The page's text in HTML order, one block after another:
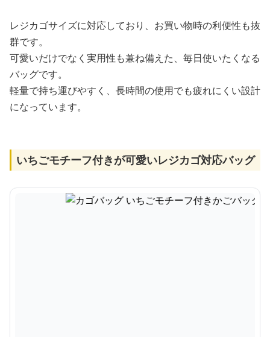
レジカゴサイズに対応しており、お買い物時の利便性も抜
群です。
可愛いだけでなく実用性も兼ね備えた、毎日使いたくなる
バッグです。
軽量で持ち運びやすく、長時間の使用でも疲れにくい設計
になっています。
いちごモチーフ付きが可愛いレジカゴ対応バッグ